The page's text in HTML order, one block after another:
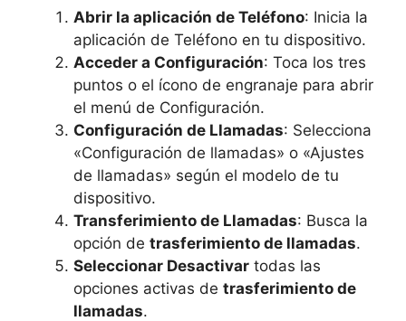
Abrir la aplicación de Teléfono: Inicia la
aplicación de Teléfono en tu dispositivo.
Acceder a Configuración: Toca los tres
puntos o el ícono de engranaje para abrir
el menú de Configuración.
Configuración de Llamadas: Selecciona
«Configuración de llamadas» o «Ajustes
de llamadas» según el modelo de tu
dispositivo.
Transferimiento de Llamadas: Busca la
opción de trasferimiento de llamadas.
Seleccionar Desactivar todas las
opciones activas de trasferimiento de
llamadas.